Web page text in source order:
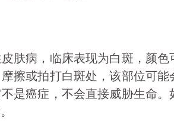
肤病，临床表现为白斑，颜色
擦或拍打白斑处，该部位可能
是癌症，不会直接威胁生命